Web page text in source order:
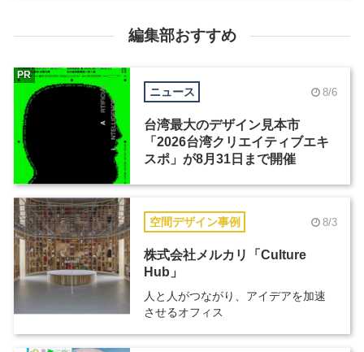
編集部おすすめ
ニュース 8/6
台湾最大のデザイン見本市
「2026台湾クリエイティブエキ
スポ」が8月31日まで開催
PR
空間デザイン事例 8/3
株式会社メルカリ「Culture
Hub」
人と人がつながり、アイデアを加速
させるオフィス